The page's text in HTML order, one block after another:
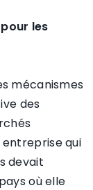
les
mécanismes
des
entreprise qui
devait
où elle